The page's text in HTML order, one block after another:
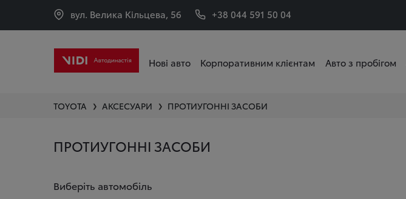
вул. Велика Кільцева, 56 +38 044 591 50 04
Нові авто Корпоративним клієнтам Авто з пробігом
TOYOTA ❯ АКСЕСУАРИ ❯ ПРОТИУГОННІ ЗАСОБИ
ПРОТИУГОННІ ЗАСОБИ
Виберіть автомобіль